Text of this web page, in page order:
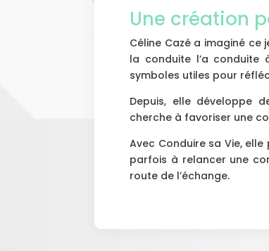
Une création
Céline Cazé a imaginé ce
la conduite l’a conduite
symboles utiles pour
Depuis, elle développe
cherche à favoriser une
Avec Conduire sa Vie,
parfois à relancer une
route de l’échange.